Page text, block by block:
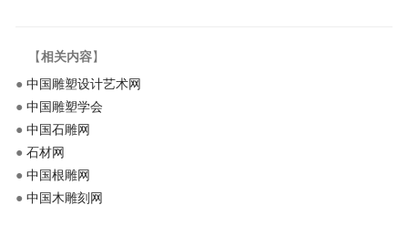
【相关内容】
●中国雕塑设计艺术网
●中国雕塑学会
●中国石雕网
●石材网
●中国根雕网
●中国木雕刻网